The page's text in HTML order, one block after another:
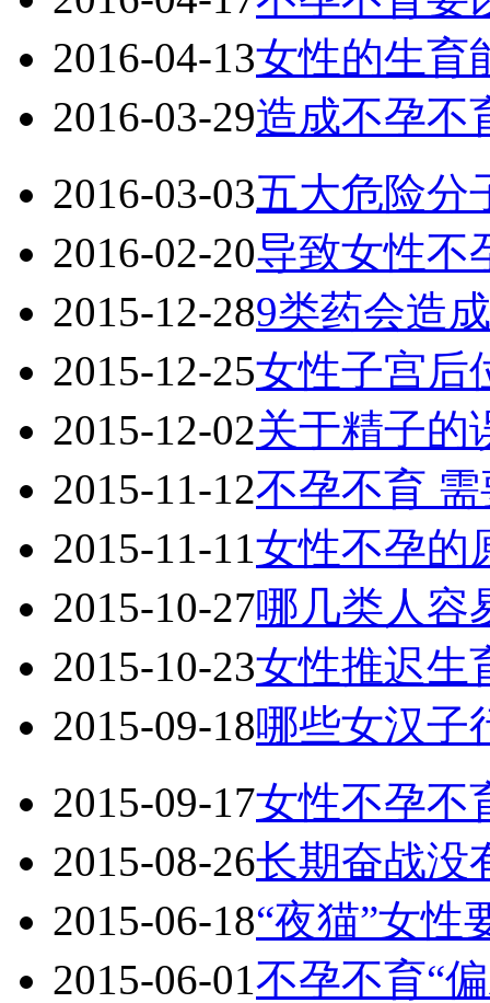
2016-04-13女性的生育
2016-03-29造成不孕不
2016-03-03五大危险分
2016-02-20导致女性不
2015-12-289类药会造
2015-12-25女性子宫后
2015-12-02关于精子的
2015-11-12不孕不育
2015-11-11女性不孕的
2015-10-27哪几类人容
2015-10-23女性推迟生
2015-09-18哪些女汉子
2015-09-17女性不孕不
2015-08-26长期奋战没
2015-06-18“夜猫”女性
2015-06-01不孕不育“